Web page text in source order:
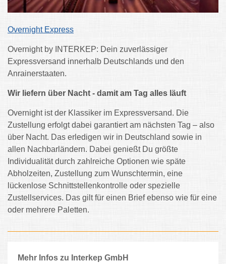
Overnight Express
Overnight by INTERKEP: Dein zuverlässiger
Expressversand innerhalb Deutschlands und den
Anrainerstaaten.
Wir liefern über Nacht - damit am Tag alles läuft
Overnight ist der Klassiker im Expressversand. Die
Zustellung erfolgt dabei garantiert am nächsten Tag – also
über Nacht. Das erledigen wir in Deutschland sowie in
allen Nachbarländern. Dabei genießt Du größte
Individualität durch zahlreiche Optionen wie späte
Abholzeiten, Zustellung zum Wunschtermin, eine
lückenlose Schnittstellenkontrolle oder spezielle
Zustellservices. Das gilt für einen Brief ebenso wie für eine
oder mehrere Paletten.
Mehr Infos zu Interkep GmbH